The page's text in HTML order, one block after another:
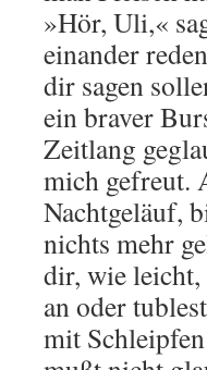
»Hör, Uli,«
einander
dir sagen
ein braver
Zeitlang
mich gefreut.
Nachtgeläuf,
nichts mehr
dir, wie leicht,
an oder
mit